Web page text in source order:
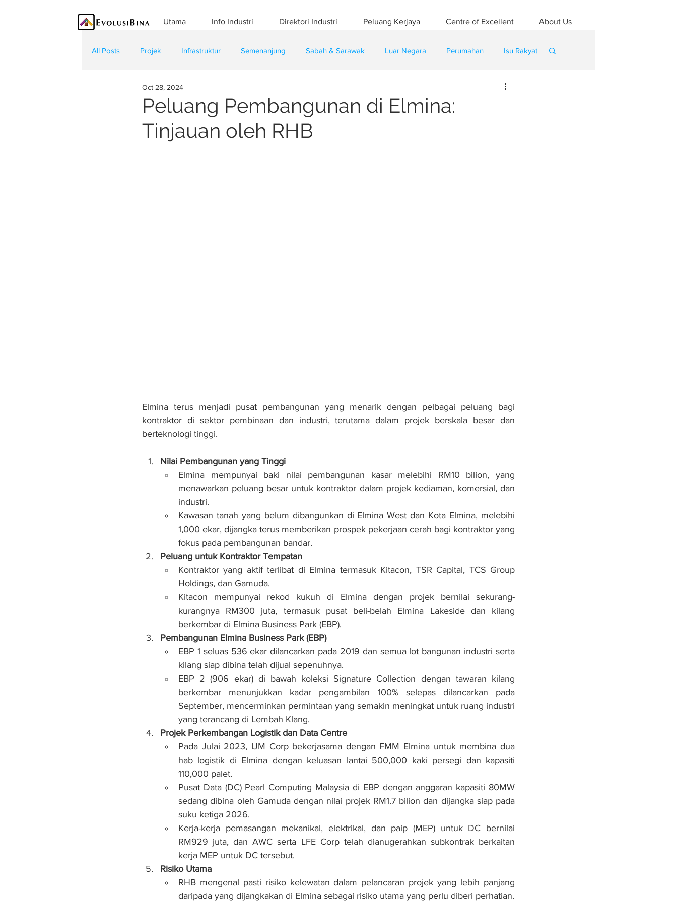
Utama Info Industri Direktori Industri Peluang Kerjaya Centre of Excellent About Us
All Posts Projek Infrastruktur Semenanjung Sabah & Sarawak Luar Negara Perumahan Isu Rakyat
Teknologi Kontraktor
Peluang Pembangunan di Elmina:
Tinjauan oleh RHB
Oct 28, 2024
Elmina terus menjadi pusat pembangunan yang menarik dengan pelbagai peluang bagi
kontraktor di sektor pembinaan dan industri, terutama dalam projek berskala besar dan
berteknologi tinggi.
Nilai Pembangunan yang Tinggi
Elmina mempunyai baki nilai pembangunan kasar melebihi RM10 bilion, yang
menawarkan peluang besar untuk kontraktor dalam projek kediaman, komersial, dan
industri.
Kawasan tanah yang belum dibangunkan di Elmina West dan Kota Elmina, melebihi
1,000 ekar, dijangka terus memberikan prospek pekerjaan cerah bagi kontraktor yang
fokus pada pembangunan bandar.
Peluang untuk Kontraktor Tempatan
Kontraktor yang aktif terlibat di Elmina termasuk Kitacon, TSR Capital, TCS Group
Holdings, dan Gamuda.
Kitacon mempunyai rekod kukuh di Elmina dengan projek bernilai sekurang-
kurangnya RM300 juta, termasuk pusat beli-belah Elmina Lakeside dan kilang
berkembar di Elmina Business Park (EBP).
Pembangunan Elmina Business Park (EBP)
EBP 1 seluas 536 ekar dilancarkan pada 2019 dan semua lot bangunan industri serta
kilang siap dibina telah dijual sepenuhnya.
EBP 2 (906 ekar) di bawah koleksi Signature Collection dengan tawaran kilang
berkembar menunjukkan kadar pengambilan 100% selepas dilancarkan pada
September, mencerminkan permintaan yang semakin meningkat untuk ruang industri
yang terancang di Lembah Klang.
Projek Perkembangan Logistik dan Data Centre
Pada Julai 2023, IJM Corp bekerjasama dengan FMM Elmina untuk membina dua
hab logistik di Elmina dengan keluasan lantai 500,000 kaki persegi dan kapasiti
110,000 palet.
Pusat Data (DC) Pearl Computing Malaysia di EBP dengan anggaran kapasiti 80MW
sedang dibina oleh Gamuda dengan nilai projek RM1.7 bilion dan dijangka siap pada
suku ketiga 2026.
Kerja-kerja pemasangan mekanikal, elektrikal, dan paip (MEP) untuk DC bernilai
RM929 juta, dan AWC serta LFE Corp telah dianugerahkan subkontrak berkaitan
kerja MEP untuk DC tersebut.
Risiko Utama
RHB mengenal pasti risiko kelewatan dalam pelancaran projek yang lebih panjang
daripada yang dijangkakan di Elmina sebagai risiko utama yang perlu diberi perhatian.